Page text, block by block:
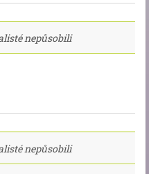
nepůsobili
nepůsobili